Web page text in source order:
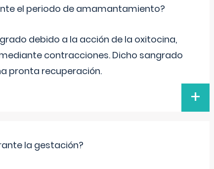
el periodo de amamantamiento?
debido a la acción de la oxitocina,
contracciones. Dicho sangrado
pronta recuperación.
+
la gestación?